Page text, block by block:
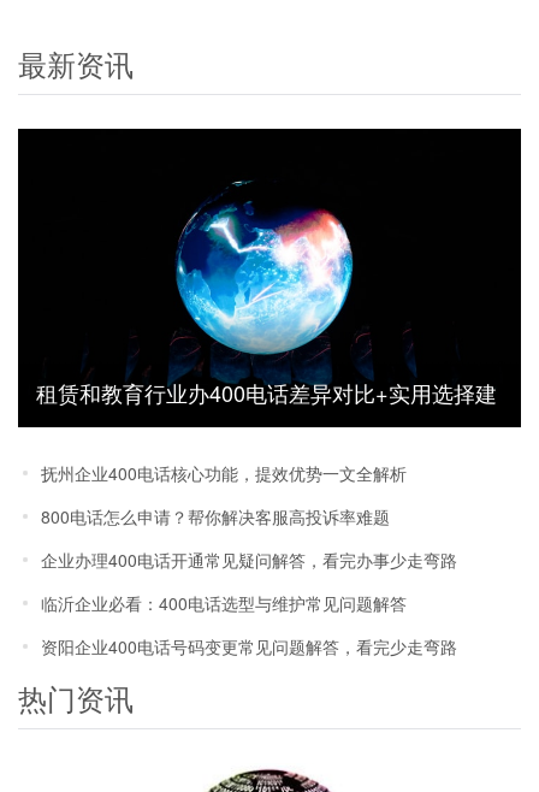
最新资讯
租赁和教育行业办400电话差异对比+实用选择建
议
抚州企业400电话核心功能，提效优势一文全解析
800电话怎么申请？帮你解决客服高投诉率难题
企业办理400电话开通常见疑问解答，看完办事少走弯路
临沂企业必看：400电话选型与维护常见问题解答
资阳企业400电话号码变更常见问题解答，看完少走弯路
热门资讯